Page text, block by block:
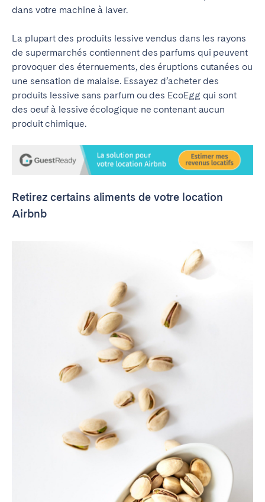
dans votre machine à laver.
La plupart des produits lessive vendus dans les rayons
de supermarchés contiennent des parfums qui peuvent
provoquer des éternuements, des éruptions cutanées ou
une sensation de malaise. Essayez d’acheter des
produits lessive sans parfum ou des EcoEgg qui sont
des oeuf à lessive écologique ne contenant aucun
produit chimique.
Retirez certains aliments de votre location
Airbnb